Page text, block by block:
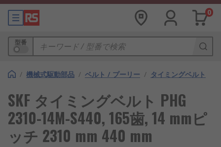
0
型番
/ 機械式駆動部品 / ベルト / プーリー / タイミングベルト
SKF タイミングベルト PHG
2310-14M-S440, 165歯, 14 mmピ
ッチ 2310 mm 440 mm